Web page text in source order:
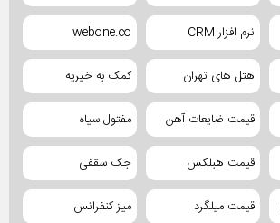
نرم افزار CRM webone.co
هتل های تهران کمک به خیریه
قیمت ضایعات آهن مفتول سیاه
قیمت هبلکس جک سقفی
قیمت میلگرد میز کنفرانس